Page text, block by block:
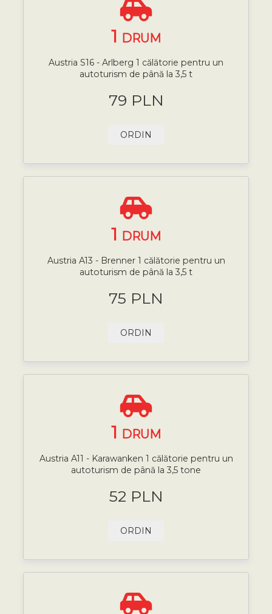
1 DRUM
Austria S16 - Arlberg 1 călătorie pentru un
autoturism de până la 3,5 t
79 PLN
ORDIN
1 DRUM
Austria A13 - Brenner 1 călătorie pentru un
autoturism de până la 3,5 t
75 PLN
ORDIN
1 DRUM
Austria A11 - Karawanken 1 călătorie pentru un
autoturism de până la 3,5 tone
52 PLN
ORDIN